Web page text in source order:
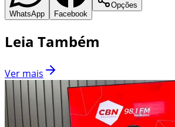
WhatsApp Facebook
Opções
Leia Também
Ver mais